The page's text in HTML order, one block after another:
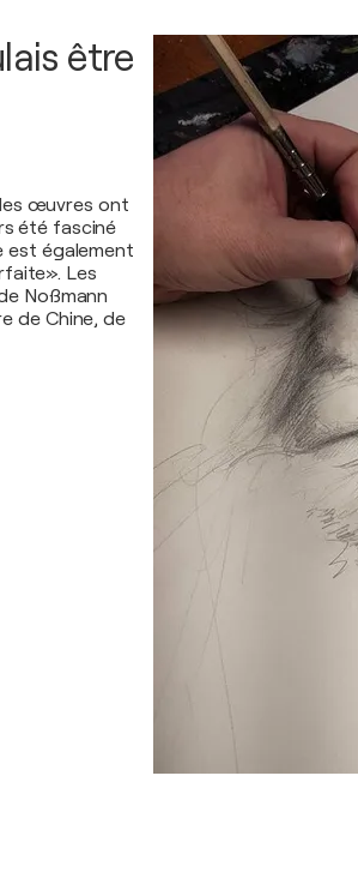
être
œuvres ont
été fasciné
est également
Les
Noßmann
de Chine, de